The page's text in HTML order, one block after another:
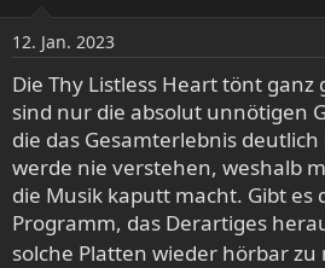
n
e
n
:
12. Jan. 2023
Die Thy Listless Heart tönt ganz
sind nur die absolut unnötigen
die das Gesamterlebnis
werde nie verstehen, weshalb
die Musik kaputt macht. Gibt es
Programm, das Derartiges
solche Platten wieder hörbar zu